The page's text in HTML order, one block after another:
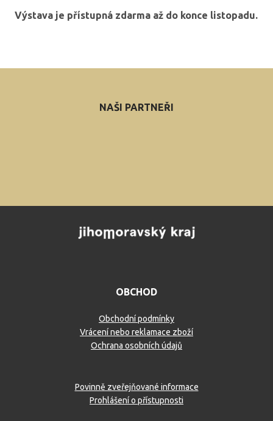
Výstava je přístupná zdarma až do konce listopadu.
NAŠI PARTNEŘI
OBCHOD
Obchodní podmínky
Vrácení nebo reklamace zboží
Ochrana osobních údajů
Povinně zveřejňované informace
Prohlášení o přístupnosti